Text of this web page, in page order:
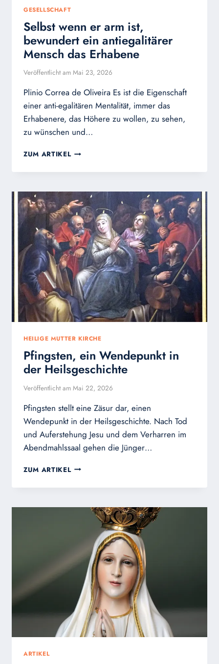
GESELLSCHAFT
Selbst wenn er arm ist,
bewundert ein antiegalitärer
Mensch das Erhabene
Veröffentlicht am Mai 23, 2026
Plinio Correa de Oliveira Es ist die Eigenschaft
einer anti-egalitären Mentalität, immer das
Erhabenere, das Höhere zu wollen, zu sehen,
zu wünschen und…
ZUM ARTIKEL SELBST
ER
IST,
BEWUNDERT
EIN
ANTIEGALITÄRER
MENSCH
DAS
ERHABENE
HEILIGE MUTTER KIRCHE
Pfingsten, ein Wendepunkt in
der Heilsgeschichte
Veröffentlicht am Mai 22, 2026
Pfingsten stellt eine Zäsur dar, einen
Wendepunkt in der Heilsgeschichte. Nach Tod
und Auferstehung Jesu und dem Verharren im
Abendmahlssaal gehen die Jünger…
ZUM ARTIKEL PFINGSTEN,
WENDEPUNKT
DER
HEILSGESCHICHTE
ARTIKEL